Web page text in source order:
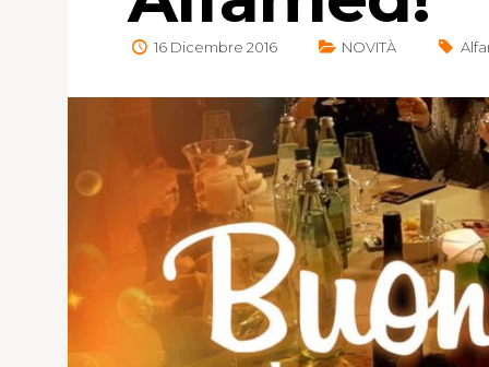
16 Dicembre 2016 NOVITÀ